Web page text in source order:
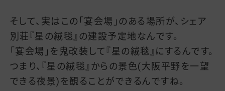
そして、実はこの「宴会場」のある場所が、シェア
別荘『星の絨毯』の建設予定地なんです。
「宴会場」を鬼改装して『星の絨毯』にするんです。
つまり、『星の絨毯』からの景色(大阪平野を一望
できる夜景)を観ることができるんですね。